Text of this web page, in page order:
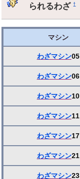
られるわざ†
マシン
わざマシン05
わざマシン06
わざマシン10
わざマシン11
わざマシン17
わざマシン21
わざマシン23